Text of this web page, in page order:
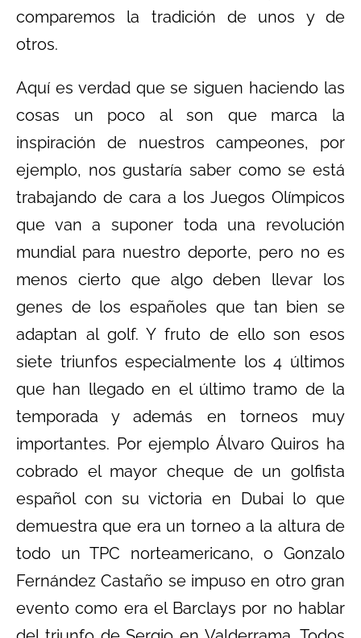
comparemos la tradición de unos y de
otros.
Aquí es verdad que se siguen haciendo las
cosas un poco al son que marca la
inspiración de nuestros campeones, por
ejemplo, nos gustaría saber como se está
trabajando de cara a los Juegos Olímpicos
que van a suponer toda una revolución
mundial para nuestro deporte, pero no es
menos cierto que algo deben llevar los
genes de los españoles que tan bien se
adaptan al golf. Y fruto de ello son esos
siete triunfos especialmente los 4 últimos
que han llegado en el último tramo de la
temporada y además en torneos muy
importantes. Por ejemplo Álvaro Quiros ha
cobrado el mayor cheque de un golfista
español con su victoria en Dubai lo que
demuestra que era un torneo a la altura de
todo un TPC norteamericano, o Gonzalo
Fernández Castaño se impuso en otro gran
evento como era el Barclays por no hablar